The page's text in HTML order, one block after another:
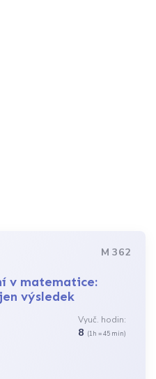
M 362
v matematice:
výsledek
Vyuč. hodin:
8 (1h = 45 min)